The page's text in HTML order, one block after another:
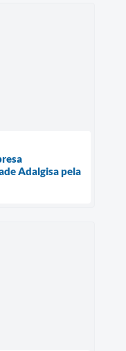
Adalgisa pela